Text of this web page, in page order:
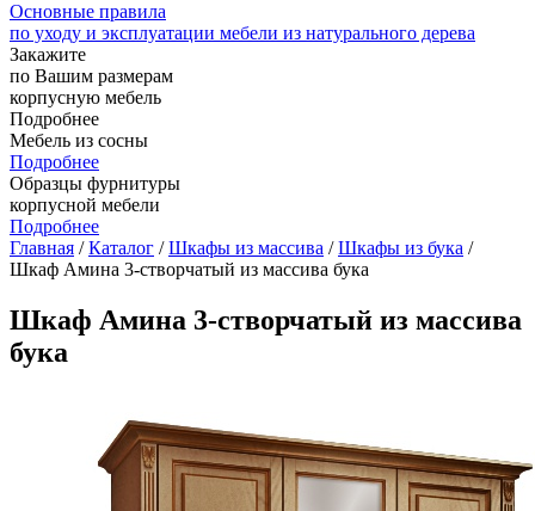
Основные правила
по уходу и эксплуатации мебели из натурального дерева
Закажите
по Вашим размерам
корпусную мебель
Подробнее
Мебель из сосны
Подробнее
Образцы фурнитуры
корпусной мебели
Подробнее
Главная /Каталог /Шкафы из массива /Шкафы из бука /
Шкаф Амина 3-створчатый из массива бука
Шкаф Амина 3-створчатый из массива
бука